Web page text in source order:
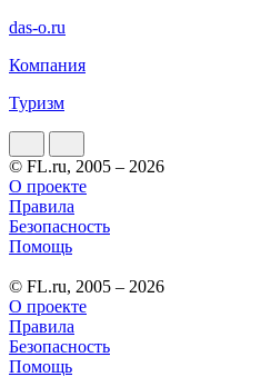
das-o.ru
Компания
Туризм
© FL.ru, 2005 – 2026
О проекте
Правила
Безопасность
Помощь
© FL.ru, 2005 – 2026
О проекте
Правила
Безопасность
Помощь